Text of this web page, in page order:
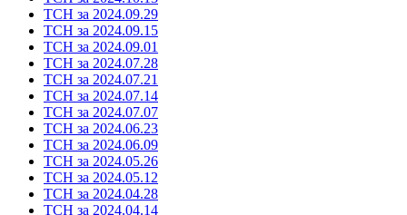
ТСН за 2024.09.29
ТСН за 2024.09.15
ТСН за 2024.09.01
ТСН за 2024.07.28
ТСН за 2024.07.21
ТСН за 2024.07.14
ТСН за 2024.07.07
ТСН за 2024.06.23
ТСН за 2024.06.09
ТСН за 2024.05.26
ТСН за 2024.05.12
ТСН за 2024.04.28
ТСН за 2024.04.14